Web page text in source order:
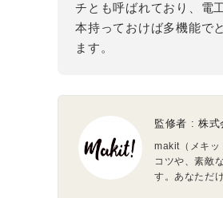
チとも呼ばれており、電
本持っておけば多機能で
ます。
監修者 : 株
makit（メキッ
コツや、素敵
す。あなただ